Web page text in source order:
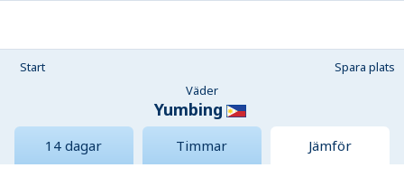
Start
Spara plats
Väder
Yumbing
14 dagar Timmar Jämför